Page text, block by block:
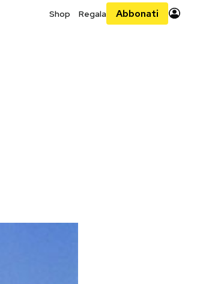
Shop Regala Abbonati